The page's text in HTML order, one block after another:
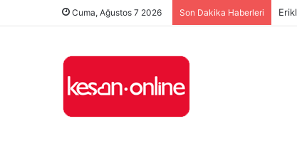
Cuma, Ağustos 7 2026 Son Dakika Haberleri